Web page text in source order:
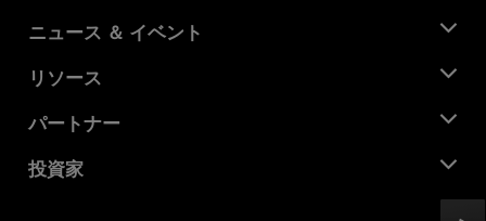
AMD について
企業責任
キャリア
お問い合わせ
ニュース ＆ イベント
ニュースルーム
メディア ライブラリ
リソース
デベロッパー セントラル
ケース スタディ
パートナー
AMD パートナー ハブ
投資家